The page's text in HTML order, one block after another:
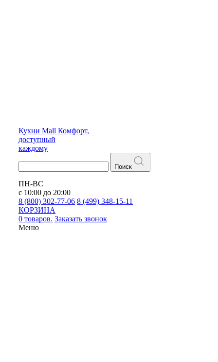
Кухни Mall Комфорт,
доступный
каждому
Поиск
ПН-ВС
с 10:00 до 20:00
8 (800) 302-77-06 8 (499) 348-15-11
КОРЗИНА
0 товаров. Заказать звонок
Меню